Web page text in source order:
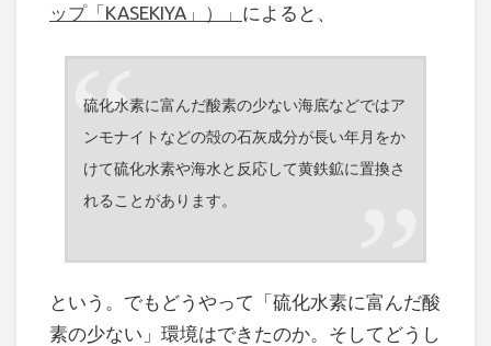
ップ「KASEKIYA」）」 によると、
硫化水素に富んだ酸素の少ない海底などではア
ンモナイトなどの殻の石灰成分が長い年月をか
けて硫化水素や海水と反応して黄鉄鉱に置換さ
れることがあります。
という。でもどうやって「硫化水素に富んだ酸
素の少ない」環境はできたのか。そしてどうし